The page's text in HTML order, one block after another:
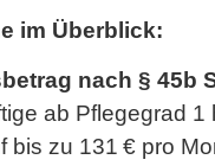
im Überblick:
nach § 45b
ab Pflegegrad 1
bis zu 131 € pro